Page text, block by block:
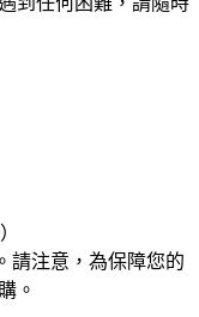
請注意，為保障您的
。